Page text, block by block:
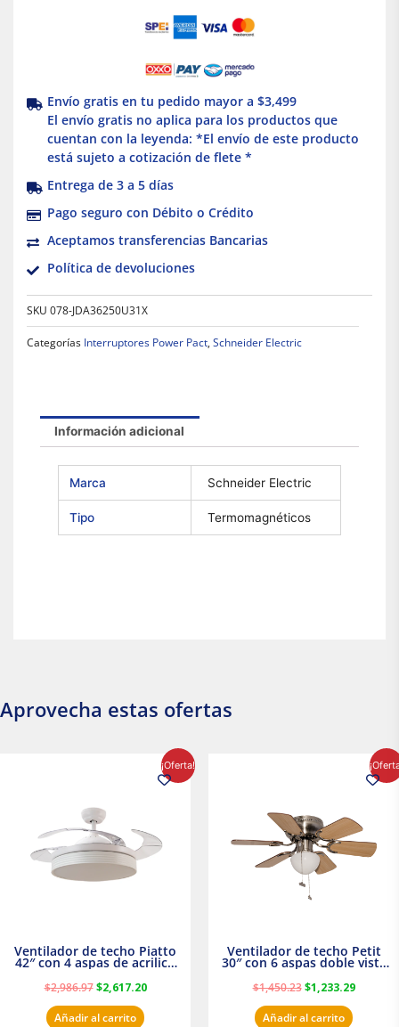
Envío gratis en tu pedido mayor a $3,499
El envío gratis no aplica para los productos que
cuentan con la leyenda: *El envío de este producto
está sujeto a cotización de flete *
Entrega de 3 a 5 días
Pago seguro con Débito o Crédito
Aceptamos transferencias Bancarias
Política de devoluciones
SKU 078-JDA36250U31X
Categorías Interruptores Power Pact, Schneider Electric
Información adicional
Marca Schneider Electric
Tipo Termomagnéticos
Aprovecha estas ofertas
¡Oferta!
Ventilador de techo Piatto
42″ con 4 aspas de acrilico
transparente
$2,986.97
$2,986.97.
$2,617.20
precio
actual
Añadir al carrito
Ventilador de techo Petit
30″ con 6 aspas doble vista
Satinado Masterfan
$1,450.23
$1,450.23.
$1,233.29
precio
actual
Añadir al carrito